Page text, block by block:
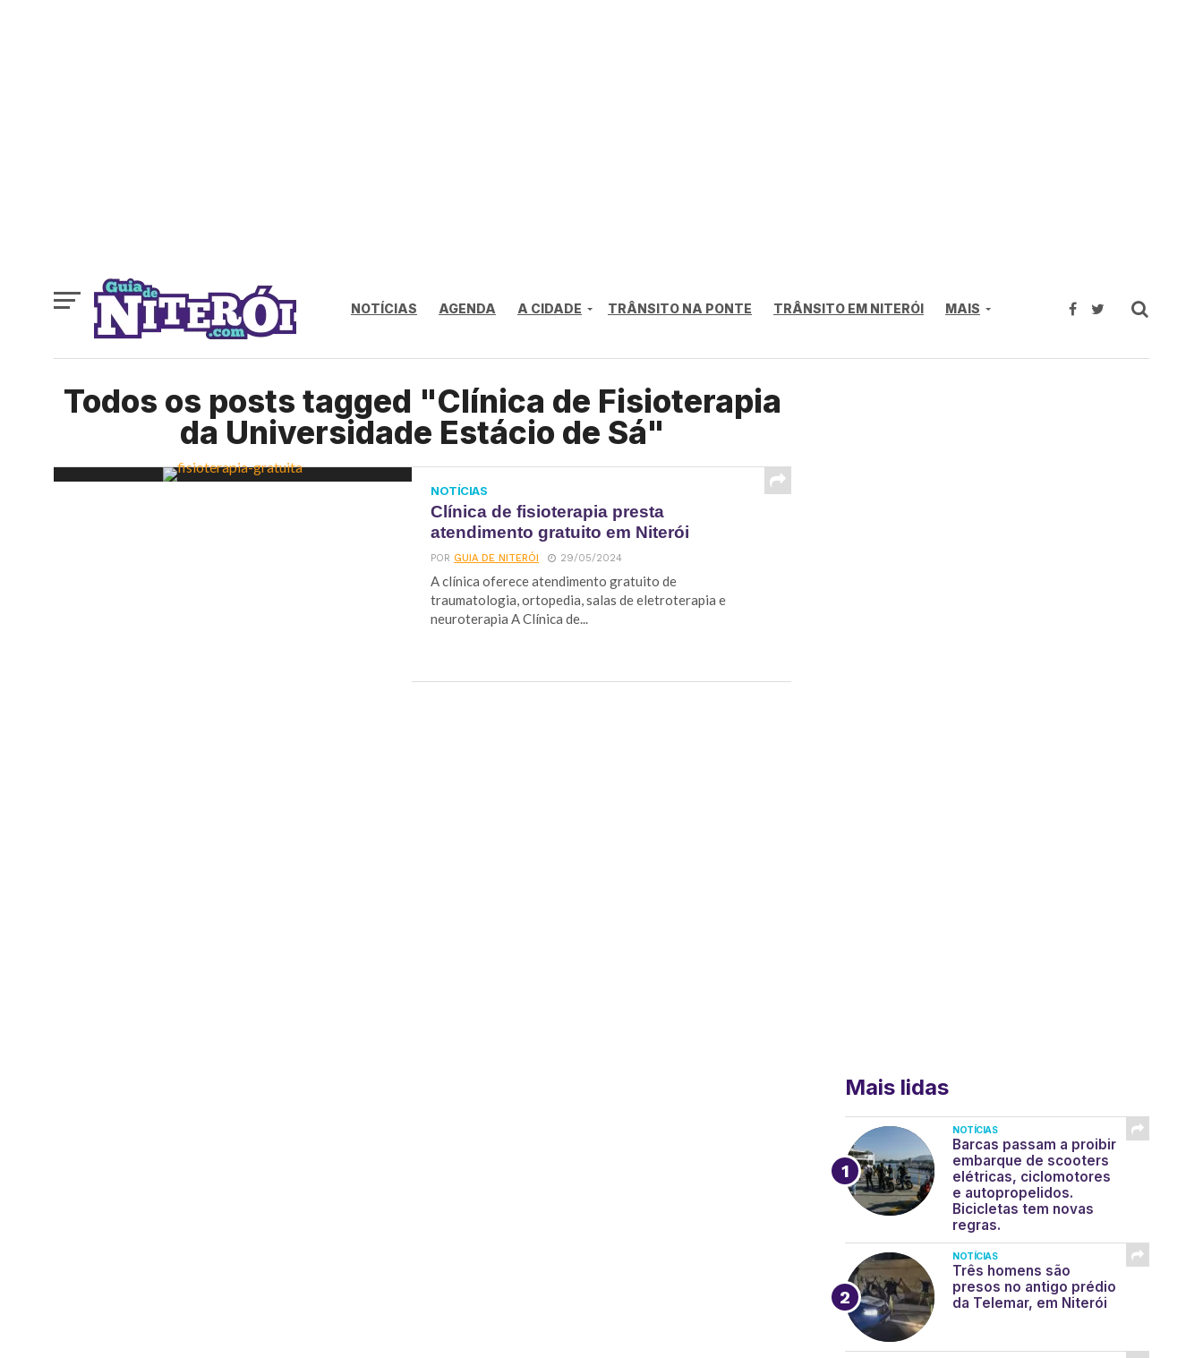
NOTÍCIAS AGENDA A CIDADE TRÂNSITO NA PONTE TRÂNSITO EM NITERÓI MAIS
Todos os posts tagged "Clínica de Fisioterapia
da Universidade Estácio de Sá"
NOTÍCIAS
Clínica de fisioterapia presta
atendimento gratuito em Niterói
PORGUIA DE NITERÓI 29/05/2024
A clínica oferece atendimento gratuito de
traumatologia, ortopedia, salas de eletroterapia e
neuroterapia A Clínica de...
Mais lidas
NOTÍCIAS
Barcas passam a proibir
embarque de scooters
elétricas, ciclomotores
e autopropelidos.
Bicicletas tem novas
regras.
NOTÍCIAS
Três homens são
presos no antigo prédio
da Telemar, em Niterói